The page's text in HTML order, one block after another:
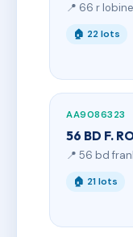
📍 66 r
🏠 22 lots
AA9086323
56 BD F.
📍 56 bd
🏠 21 lots